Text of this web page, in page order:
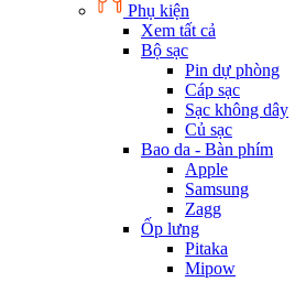
Phụ kiện
Xem tất cả
Bộ sạc
Pin dự phòng
Cáp sạc
Sạc không dây
Củ sạc
Bao da - Bàn phím
Apple
Samsung
Zagg
Ốp lưng
Pitaka
Mipow